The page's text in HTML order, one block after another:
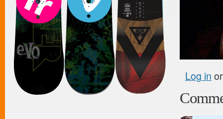
Log in